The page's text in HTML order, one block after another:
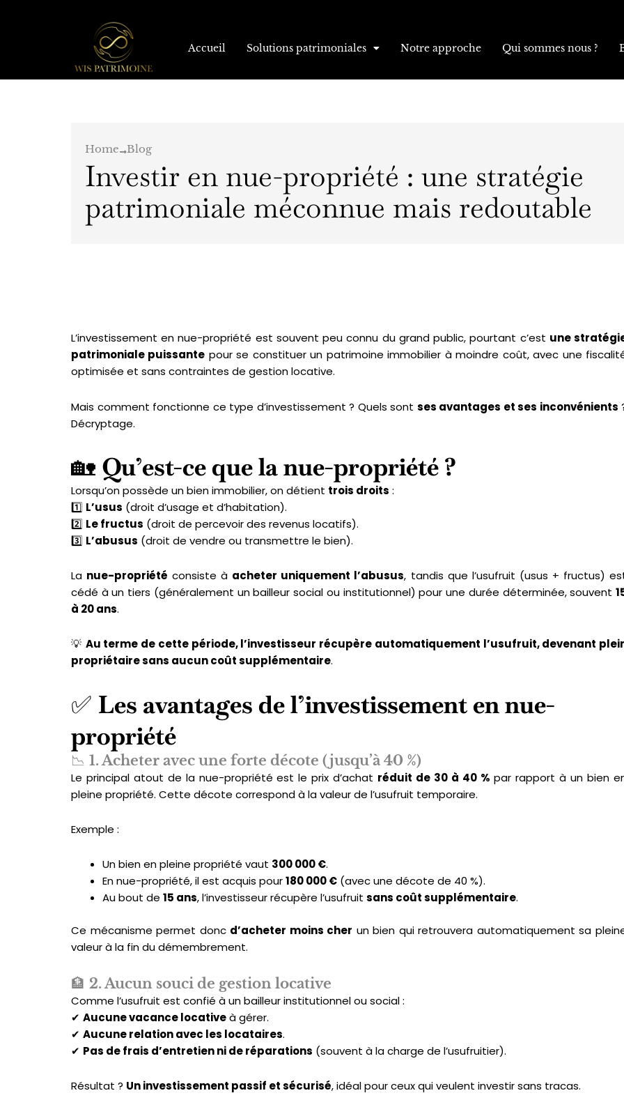
Accueil Solutions patrimoniales Notre approche Qui sommes nous ?
Home Blog
Investir en nue-propriété : une stratégie
patrimoniale méconnue mais redoutable
L’investissement en nue-propriété est souvent peu connu du grand public, pourtant c’est une
patrimoniale puissante pour se constituer un patrimoine immobilier à moindre coût, avec une
optimisée et sans contraintes de gestion locative.
Mais comment fonctionne ce type d’investissement ? Quels sont ses avantages et ses inconvénients
Décryptage.
🏡 Qu’est-ce que la nue-propriété ?
Lorsqu’on possède un bien immobilier, on détient trois droits :
1️⃣ L’usus (droit d’usage et d’habitation).
2️⃣ Le fructus (droit de percevoir des revenus locatifs).
3️⃣ L’abusus (droit de vendre ou transmettre le bien).
La nue-propriété consiste à acheter uniquement l’abusus, tandis que l’usufruit (usus + fructus)
cédé à un tiers (généralement un bailleur social ou institutionnel) pour une durée déterminée, souvent
à 20 ans.
💡 Au terme de cette période, l’investisseur récupère automatiquement l’usufruit, devenant
propriétaire sans aucun coût supplémentaire.
✅ Les avantages de l’investissement en nue-
propriété
📉 1. Acheter avec une forte décote (jusqu’à 40 %)
Le principal atout de la nue-propriété est le prix d’achat réduit de 30 à 40 % par rapport à un bien
pleine propriété. Cette décote correspond à la valeur de l’usufruit temporaire.
Exemple :
Un bien en pleine propriété vaut 300 000 €.
En nue-propriété, il est acquis pour180 000 € (avec une décote de 40 %).
Au bout de 15 ans, l’investisseur récupère l’usufruit sans coût supplémentaire.
Ce mécanisme permet donc d’acheter moins cher un bien qui retrouvera automatiquement sa
valeur à la fin du démembrement.
🏦 2. Aucun souci de gestion locative
Comme l’usufruit est confié à un bailleur institutionnel ou social :
✔ Aucune vacance locativeà gérer.
✔ Aucune relation avec les locataires.
✔ Pas de frais d’entretien ni de réparations (souvent à la charge de l’usufruitier).
Résultat ? Un investissement passif et sécurisé, idéal pour ceux qui veulent investir sans tracas.